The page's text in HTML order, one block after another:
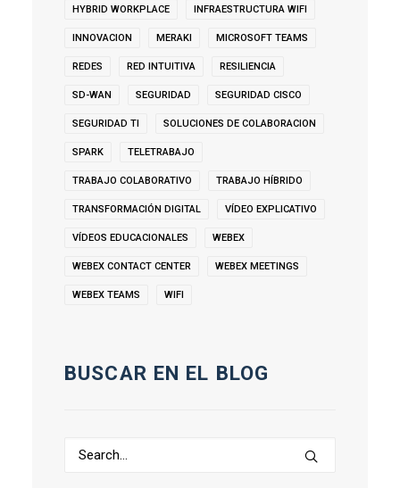
HYBRID WORKPLACE INFRAESTRUCTURA WIFI
INNOVACION MERAKI MICROSOFT TEAMS
REDES RED INTUITIVA RESILIENCIA
SD-WAN SEGURIDAD SEGURIDAD CISCO
SEGURIDAD TI SOLUCIONES DE COLABORACION
SPARK TELETRABAJO
TRABAJO COLABORATIVO TRABAJO HÍBRIDO
TRANSFORMACIÓN DIGITAL VÍDEO EXPLICATIVO
VÍDEOS EDUCACIONALES WEBEX
WEBEX CONTACT CENTER WEBEX MEETINGS
WEBEX TEAMS WIFI
BUSCAR EN EL BLOG